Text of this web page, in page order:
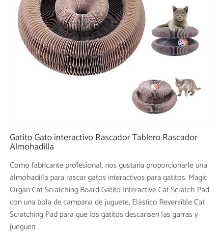
Gatito Gato interactivo Rascador Tablero Rascador
Almohadilla
Como fabricante profesional, nos gustaría proporcionarle una
almohadilla para rascar gatos interactivos para gatitos. Magic
Organ Cat Scratching Board Gatito Interactive Cat Scratch Pad
con una bola de campana de juguete, Elástico Reversible Cat
Scratching Pad para que los gatitos descansen las garras y
jueguen